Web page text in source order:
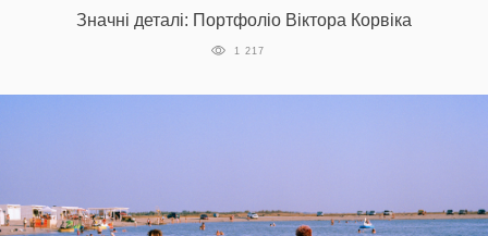
Значні деталі: Портфоліо Віктора Корвіка
1 217